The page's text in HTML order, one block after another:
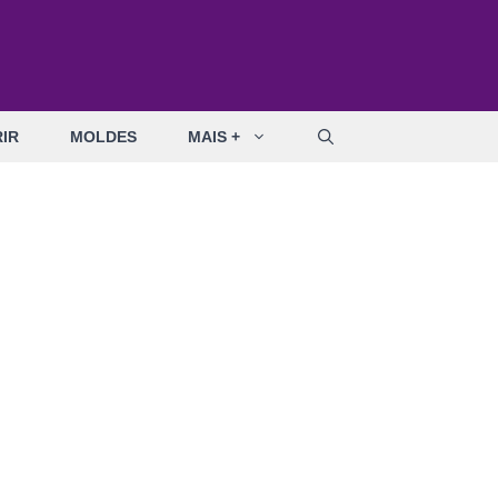
MOLDES MAIS +